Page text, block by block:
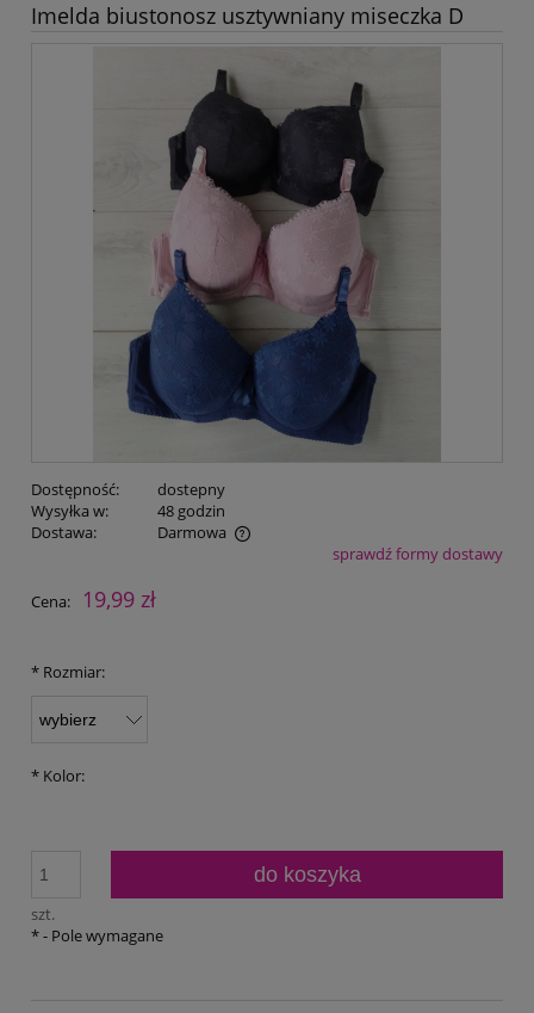
Imelda biustonosz usztywniany miseczka D
Dostępność:
dostepny
Wysyłka w:
48 godzin
Dostawa:
Darmowa
Cena nie zawiera ewentualnych kosztów płatnościsprawdź formy dostawy
Cena: 19,99 zł
* Rozmiar:
* Kolor:
szt.
do koszyka
*- Pole wymagane